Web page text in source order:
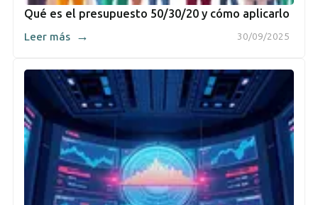
Qué es el presupuesto 50/30/20 y cómo aplicarlo
30/09/2025
Leer más →